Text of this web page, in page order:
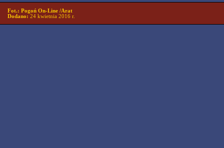
Fot.: Pogoń On-Line /Arat
Dodano: 24 kwietnia 2016 r.